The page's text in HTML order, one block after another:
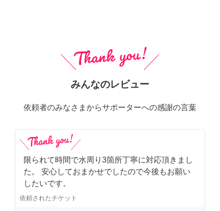
みんなのレビュー
依頼者のみなさまからサポーターへの感謝の言葉
限られて時間で水周り3箇所丁寧に対応頂きまし
た。 安心しておまかせでしたので今後もお願い
したいです。
依頼されたチケット